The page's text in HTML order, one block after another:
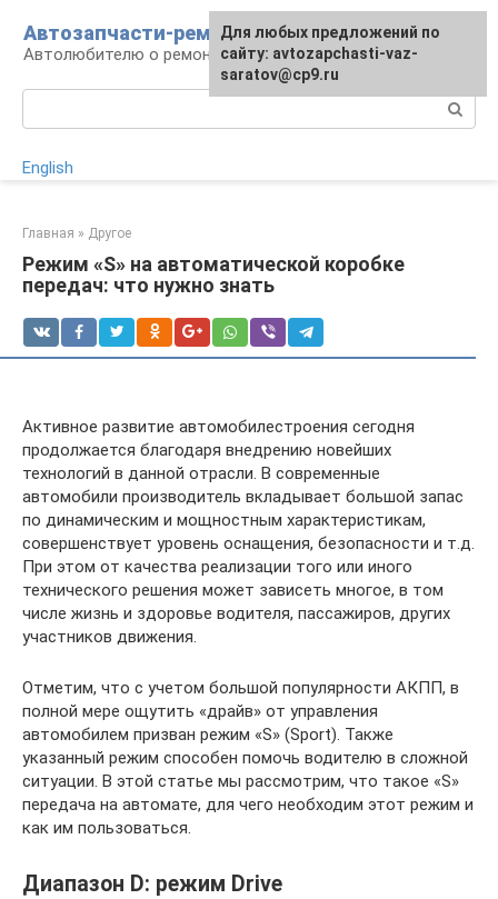
контенту
Автозапчасти-ремонт
Автолюбителю о ремонте машины
English
Главная » Другое
Режим «S» на автоматической коробке
передач: что нужно знать
Активное развитие автомобилестроения сегодня
продолжается благодаря внедрению новейших
технологий в данной отрасли. В современные
автомобили производитель вкладывает большой запас
по динамическим и мощностным характеристикам,
совершенствует уровень оснащения, безопасности и т.д.
При этом от качества реализации того или иного
технического решения может зависеть многое, в том
числе жизнь и здоровье водителя, пассажиров, других
участников движения.
Отметим, что с учетом большой популярности АКПП, в
полной мере ощутить «драйв» от управления
автомобилем призван режим «S» (Sport). Также
указанный режим способен помочь водителю в сложной
ситуации. В этой статье мы рассмотрим, что такое «S»
передача на автомате, для чего необходим этот режим и
как им пользоваться.
Диапазон D: режим Drive
Для любых предложений по
сайту: avtozapchasti-vaz-
saratov@cp9.ru